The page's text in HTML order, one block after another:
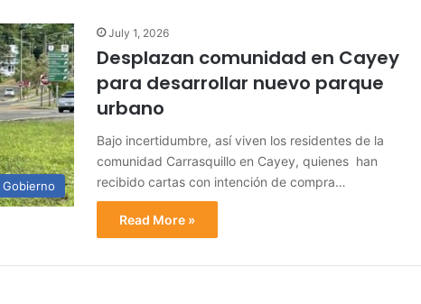
Gobierno
July 1, 2026
Desplazan comunidad en Cayey
para desarrollar nuevo parque
urbano
Bajo incertidumbre, así viven los residentes de la
comunidad Carrasquillo en Cayey, quienes han
recibido cartas con intención de compra…
Read More »